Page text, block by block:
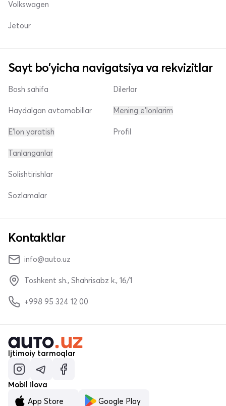
Volkswagen
Jetour
Sayt bo'yicha navigatsiya va rekvizitlar
Bosh sahifa
Haydalgan avtomobillar
E'lon yaratish
Dilerlar
Mening e'lonlarim
Profil
Tanlanganlar
Solishtirishlar
Sozlamalar
Kontaktlar
info@auto.uz
Toshkent sh., Shahrisabz k., 16/1
+998 95 324 12 00
Ijtimoiy tarmoqlar
Mobil ilova
App Store
Google Play